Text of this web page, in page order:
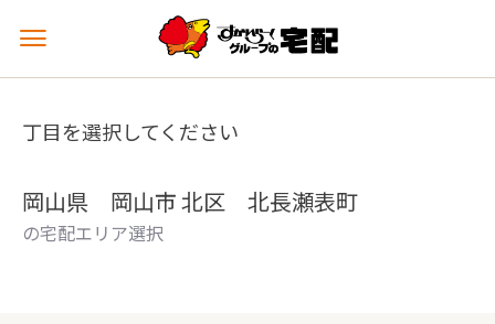
メ
ュ
を
丁目を選択してください
岡山県 岡山市 北区 北長瀬表町
の宅配エリア選択